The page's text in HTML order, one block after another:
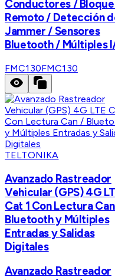
Conductores /
Remoto / Detección
Jammer / Sensores
Bluetooth / Múltiples
FMC130FMC130
TELTONIKA
Avanzado Rastreador
Vehicular (GPS) 4G
Cat 1 Con Lectura
Bluetooth y Múltiples
Entradas y Salidas
Digitales
Avanzado Rastreador